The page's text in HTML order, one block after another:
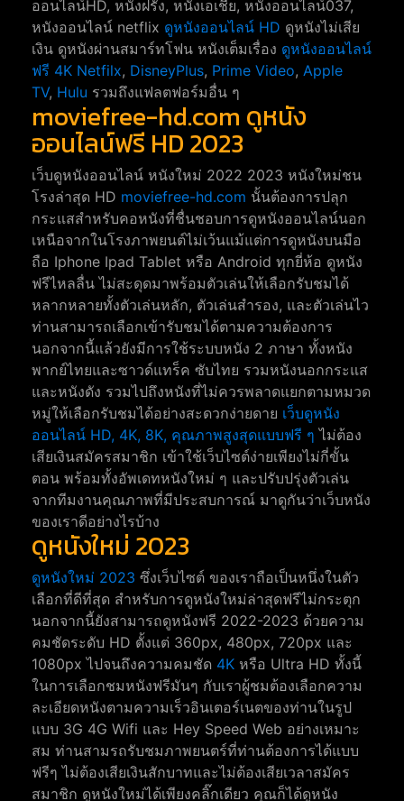
ออนไลน์HD, หนังฝรั่ง, หนังเอเชีย, หนังออนไลน์037,
หนังออนไลน์ netflix ดูหนังออนไลน์ HD ดูหนังไม่เสีย
เงิน ดูหนังผ่านสมาร์ทโฟน หนังเต็มเรื่อง ดูหนังออนไลน์
ฟรี 4K Netfilx, DisneyPlus, Prime Video, Apple
TV, Hulu รวมถึงแฟลตฟอร์มอื่น ๆ
moviefree-hd.com ดูหนัง
ออนไลน์ฟรี HD 2023
เว็บดูหนังออนไลน์ หนังใหม่ 2022 2023 หนังใหม่ชน
โรงล่าสุด HD moviefree-hd.com นั้นต้องการปลุก
กระแสสำหรับคอหนังที่ชื่นชอบการดูหนังออนไลน์นอก
เหนือจากในโรงภาพยนต์ไม่เว้นแม้แต่การดูหนังบนมือ
ถือ Iphone Ipad Tablet หรือ Android ทุกยี่ห้อ ดูหนัง
ฟรีไหลลื่น ไม่สะดุดมาพร้อมตัวเล่นให้เลือกรับชมได้
หลากหลายทั้งตัวเล่นหลัก, ตัวเล่นสำรอง, และตัวเล่นไว
ท่านสามารถเลือกเข้ารับชมได้ตามความต้องการ
นอกจากนี้แล้วยังมีการใช้ระบบหนัง 2 ภาษา ทั้งหนัง
พากย์ไทยและซาวด์แทร็ค ซับไทย รวมหนังนอกกระแส
และหนังดัง รวมไปถึงหนังที่ไม่ควรพลาดแยกตามหมวด
หมู่ให้เลือกรับชมได้อย่างสะดวกง่ายดาย เว็บดูหนัง
ออนไลน์ HD, 4K, 8K, คุณภาพสูงสุดแบบฟรี ๆ ไม่ต้อง
เสียเงินสมัครสมาชิก เข้าใช้เว็บไซต์ง่ายเพียงไม่กี่ขั้น
ตอน พร้อมทั้งอัพเดทหนังใหม่ ๆ และปรับปรุ่งตัวเล่น
จากทีมงานคุณภาพที่มีประสบการณ์ มาดูกันว่าเว็บหนัง
ของเราดีอย่างไรบ้าง
ดูหนังใหม่ 2023
ดูหนังใหม่ 2023 ซึ่งเว็บไซต์ ของเราถือเป็นหนึ่งในตัว
เลือกที่ดีที่สุด สำหรับการดูหนังใหม่ล่าสุดฟรีไม่กระตุก
นอกจากนี้ยังสามารถดูหนังฟรี 2022-2023 ด้วยความ
คมชัดระดับ HD ตั้งแต่ 360px, 480px, 720px และ
1080px ไปจนถึงความคมชัด 4K หรือ Ultra HD ทั้งนี้
ในการเลือกชมหนังฟรีมันๆ กับเราผู้ชมต้องเลือกความ
ละเอียดหนังตามความเร็วอินเตอร์เนตของท่านในรูป
แบบ 3G 4G Wifi และ Hey Speed Web อย่างเหมาะ
สม ท่านสามรถรับชมภาพยนตร์ที่ท่านต้องการได้แบบ
ฟรีๆ ไม่ต้องเสียเงินสักบาทและไม่ต้องเสียเวลาสมัคร
สมาชิก ดูหนังใหม่ได้เพียงคลิ๊กเดียว คุณก็ได้ดูหนัง